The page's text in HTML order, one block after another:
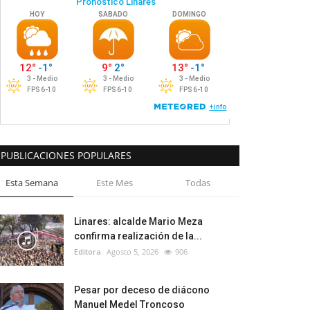
PUBLICACIONES POPULARES
Esta Semana Este Mes Todas
Linares: alcalde Mario Meza
confirma realización de la...
Editora Agosto 5, 2026 906
Pesar por deceso de diácono
Manuel Medel Troncoso